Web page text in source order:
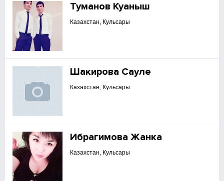
Туманов Куаныш
Казахстан, Кульсары
Шакирова Сауле
Казахстан, Кульсары
Ибрагимова Жанка
Казахстан, Кульсары